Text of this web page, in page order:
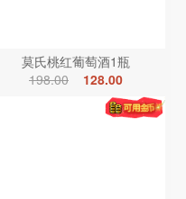
莫氏桃红葡萄酒1瓶
198.00
128.00